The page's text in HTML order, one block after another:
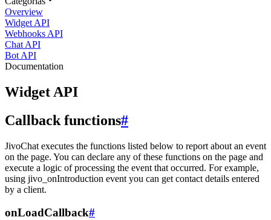
Overview
Widget API
Webhooks API
Chat API
Bot API
Documentation
Widget API
Callback functions#
JivoChat executes the functions listed below to report about an event
on the page. You can declare any of these functions on the page and
execute a logic of processing the event that occurred. For example,
using jivo_onIntroduction event you can get contact details entered
by a client.
onLoadCallback#